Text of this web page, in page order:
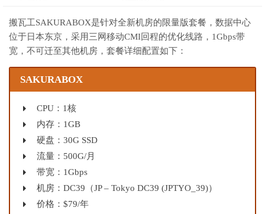
搬瓦工SAKURABOX是针对全新机房的限量版套餐，数据中心
位于日本东京，采用三网移动CMI回程的优化线路，1Gbps带
宽，不可迁至其他机房，套餐详细配置如下：
SAKURABOX
CPU：1核
内存：1GB
硬盘：30G SSD
流量：500G/月
带宽：1Gbps
机房：DC39（JP – Tokyo DC39 (JPTYO_39)）
价格：$79/年